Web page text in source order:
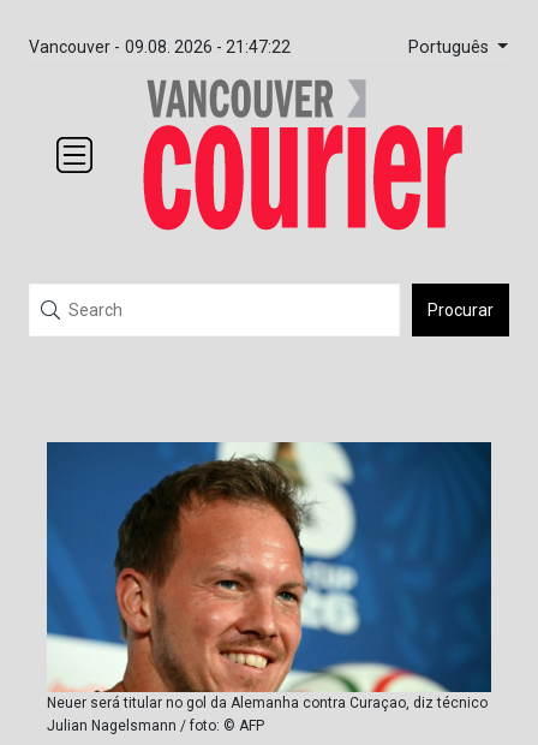
Vancouver - 09.08. 2026 - 21:47:22 Português
Procurar
Neuer será titular no gol da Alemanha contra Curaçao, diz técnico
Julian Nagelsmann / foto: © AFP